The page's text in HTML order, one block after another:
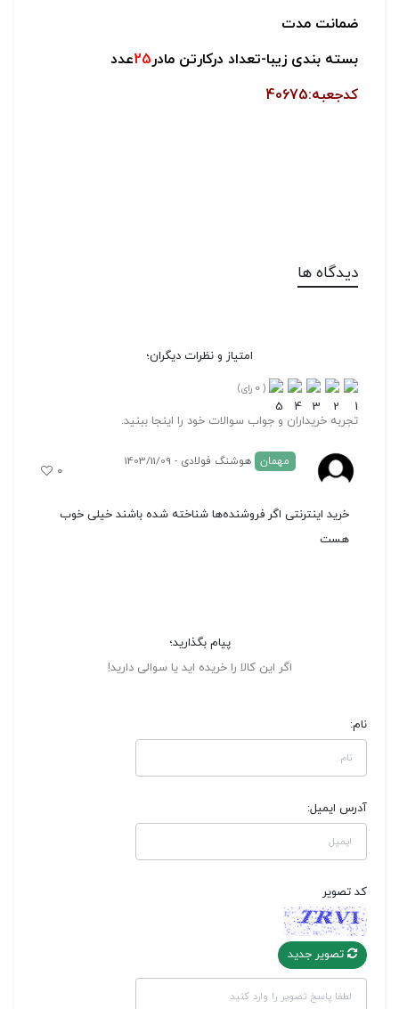
ضمانت مدت
بسته بندی زیبا-تعداد درکارتن مادر25عدد
کدجعبه:40675
دیدگاه ها
امتیاز و نظرات دیگران؛
(
0 رای)
تجربه خریداران و جواب سوالات خود را اینجا ببنید.
مهمان هوشنگ فولادی - 1403/11/09
خرید اینترنتی اگر فروشنده‌ها شناخته شده باشند خیلی خوب
هست
۰
پیام بگذارید؛
اگر این کالا را خریده اید یا سوالی دارید!
نام:
آدرس ایمیل:
کد تصویر
تصویر جدید